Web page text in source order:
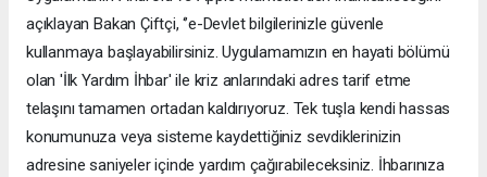
açıklayan Bakan Çiftçi, ‘’e-Devlet bilgilerinizle güvenle
kullanmaya başlayabilirsiniz. Uygulamamızın en hayati bölümü
olan 'İlk Yardım İhbar' ile kriz anlarındaki adres tarif etme
telaşını tamamen ortadan kaldırıyoruz. Tek tuşla kendi hassas
konumunuza veya sisteme kaydettiğiniz sevdiklerinizin
adresine saniyeler içinde yardım çağırabileceksiniz. İhbarınıza